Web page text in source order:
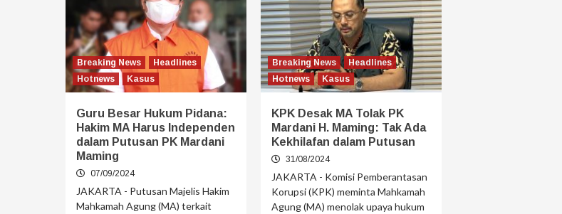
Breaking News
Headlines
Hotnews
Kasus
Guru Besar Hukum Pidana:
Hakim MA Harus Independen
dalam Putusan PK Mardani
Maming
07/09/2024
JAKARTA - Putusan Majelis Hakim
Mahkamah Agung (MA) terkait
Breaking News
Headlines
Hotnews
Kasus
KPK Desak MA Tolak PK
Mardani H. Maming: Tak Ada
Kekhilafan dalam Putusan
31/08/2024
JAKARTA - Komisi Pemberantasan
Korupsi (KPK) meminta Mahkamah
Agung (MA) menolak upaya hukum